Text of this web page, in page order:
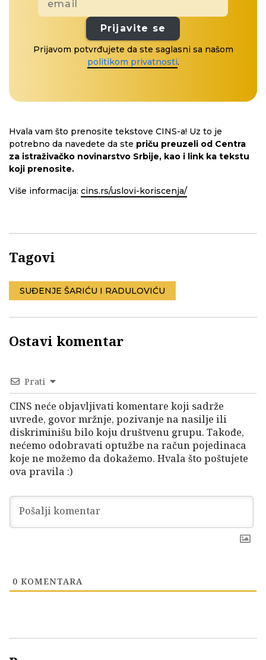
Prijavite se
Prijavom potvrđujete da ste saglasni sa našom
politikom privatnosti.
Hvala vam što prenosite tekstove CINS-a! Uz to je
potrebno da navedete da ste priču preuzeli od Centra
za istraživačko novinarstvo Srbije, kao i link ka tekstu
koji prenosite.
Više informacija: cins.rs/uslovi-koriscenja/
Tagovi
SUĐENJE ŠARIĆU I RADULOVIĆU
Ostavi komentar
Prati
CINS neće objavljivati komentare koji sadrže
uvrede, govor mržnje, pozivanje na nasilje ili
diskriminišu bilo koju društvenu grupu. Takođe,
nećemo odobravati optužbe na račun pojedinaca
koje ne možemo da dokažemo. Hvala što poštujete
ova pravila :)
0 KOMENTARA